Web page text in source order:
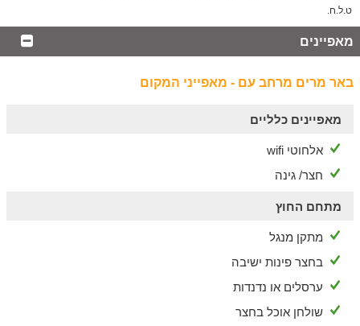
ט.ל.ח.
מאפיינים
באר מרים מרחב עם - מאפייני המקום
מאפיינים כלליים
אלחוטי wifi
חצר/ גינה
מתחם החוץ
מתקן מנגל
בחצר פינות ישיבה
ערסלים או נדנדות
שולחן אוכל בחצר